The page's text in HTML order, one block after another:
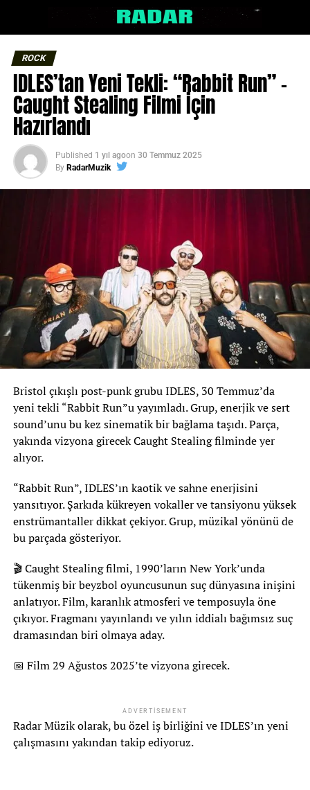
ROCK
IDLES’tan Yeni Tekli: “Rabbit Run” –
Caught Stealing Filmi İçin
Hazırlandı
Published 1 yıl agoon 30 Temmuz 2025
By RadarMuzik
Bristol çıkışlı post-punk grubu IDLES, 30 Temmuz’da
yeni tekli “Rabbit Run”u yayımladı. Grup, enerjik ve sert
sound’unu bu kez sinematik bir bağlama taşıdı. Parça,
yakında vizyona girecek Caught Stealing filminde yer
alıyor.
“Rabbit Run”, IDLES’ın kaotik ve sahne enerjisini
yansıtıyor. Şarkıda kükreyen vokaller ve tansiyonu yüksek
enstrümantaller dikkat çekiyor. Grup, müzikal yönünü de
bu parçada gösteriyor.
🎬 Caught Stealing filmi, 1990’ların New York’unda
tükenmiş bir beyzbol oyuncusunun suç dünyasına inişini
anlatıyor. Film, karanlık atmosferi ve temposuyla öne
çıkıyor. Fragmanı yayınlandı ve yılın iddialı bağımsız suç
dramasından biri olmaya aday.
📅 Film 29 Ağustos 2025’te vizyona girecek.
ADVERTISEMENT
Radar Müzik olarak, bu özel iş birliğini ve IDLES’ın yeni
çalışmasını yakından takip ediyoruz.